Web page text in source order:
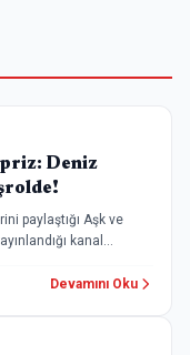
Deniz
paylaştığı Aşk ve
kanal
Devamını Oku